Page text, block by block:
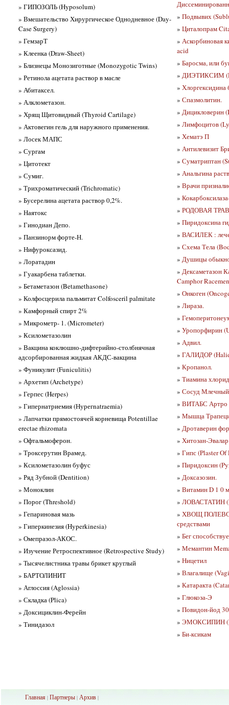
» ГИПОЗОЛЬ (Hyposolum)
» Вмешательство Хирургическое Однодневное (Day-
Case Surgery)
» ГемзарТ
» Клеенка (Draw-Sheet)
» Близнецы Монозиготные (Monozygotic Twins)
» Ретинола ацетата раствор в масле
» Абитаксел.
» Алклометазон.
» Хрящ Щитовидный (Thyroid Cartilage)
» Актовегин гель для наружного применения.
» Лосек МАПС
» Сургам
» Цитотект
» Сумиг.
» Трихроматический (Trichromatic)
» Бусерелина ацетата раствор 0,2%.
» Наятокс
» Гинодиан Депо.
» Панзинорм форте-Н.
» Нифуроксазид.
» Лоратадин
» Гуакарбена таблетки.
» Бетаметазон (Betamethasone)
» Колфосцерила пальмитат Colfosceril palmitate
» Камфорный спирт 2%
» Микрометр- 1. (Micrometer)
» Ксилометазолин
» Вакцина коклюшно-дифтерийно-столбнячная
адсорбированная жидкая АКДС-вакцина
» Фуникулит (Funiculitis)
» Архетип (Archetype)
» Герпес (Herpes)
» Гипернатриемия (Нурегnatraemia)
» Лапчатки прямостоячей корневища Potentillae
erectae rhizomata
» Офтальмоферон.
» Троксерутин Врамед.
» Ксилометазолин буфус
» Ряд Зубной (Dentition)
» Моноклин
» Порог (Threshold)
» Гепариновая мазь
» Гиперкинезия (Hyperkinesia)
» Омепразол-АКОС.
» Изучение Ретроспективное (Retrospective Study)
» Тысячелистника травы брикет круглый
» БАРТОЛИНИТ
» Аглоссия (Aglossia)
» Складка (Plica)
» Доксициклин-Ферейн
» Тинидазол
» Подвывих
» Циталопрам
» Аскорбиновая
acid
» Баросма, или
» ДИЭТИКСИМ
» Хлоргексидина
» Спазмолитин.
» Дицикловерин
» Лимфоцитов
» Хематэ П
» Антилевизит
» Суматриптан
» Анальгина
» Врачи
»
» РОДОВАЯ
» Пиридоксина
» ВАСИЛЕК :
» Схема Тела
» Душицы
» Дексаметазон
Camphor
» Онкоген
» Лираза.
»
» Уропорфирин
» Адвил.
» ГАЛИДОР
» Кропанол.
» Тиамина
» Сосуд
» ВИТАБС Артро
» Мышца
» Дротаверин
» Хитозан-
» Гипс (Plaster Of
» Пиридоксин
» Доксазозин.
» Витамин D 1 0
» ЛОВАСТАТИН
» ХВОЩ ПОЛЕВОЙ
средствами
» Бег
» Мемантин
» Ницетил
» Влагалище
» Катаракта
» Глюкоза-Э
» Повидон-йод
» ЭМОКСИПИН
» Би-ксикам
Главная | Партнеры | Архив |